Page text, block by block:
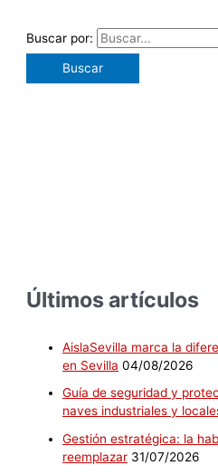
Buscar por:
Últimos artículos
AislaSevilla marca la
en Sevilla 04/08/2026
Guía de seguridad y
naves industriales y
Gestión estratégica: la
reemplazar 31/07/2026